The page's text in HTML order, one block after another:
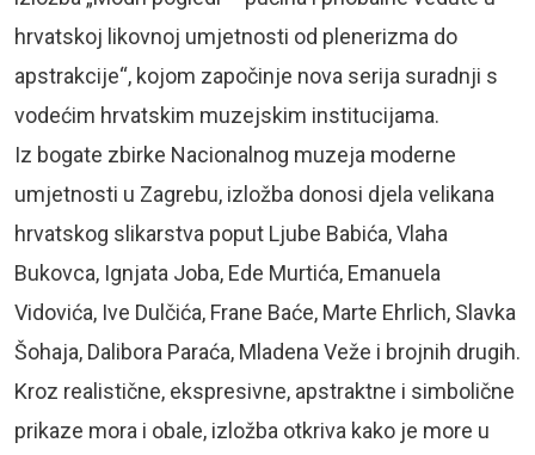
hrvatskoj likovnoj umjetnosti od plenerizma do
apstrakcije“, kojom započinje nova serija suradnji s
vodećim hrvatskim muzejskim institucijama.
Iz bogate zbirke Nacionalnog muzeja moderne
umjetnosti u Zagrebu, izložba donosi djela velikana
hrvatskog slikarstva poput Ljube Babića, Vlaha
Bukovca, Ignjata Joba, Ede Murtića, Emanuela
Vidovića, Ive Dulčića, Frane Baće, Marte Ehrlich, Slavka
Šohaja, Dalibora Paraća, Mladena Veže i brojnih drugih.
Kroz realistične, ekspresivne, apstraktne i simbolične
prikaze mora i obale, izložba otkriva kako je more u